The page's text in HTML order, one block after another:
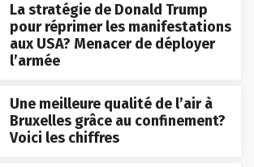
La stratégie de Donald Trump
pour réprimer les manifestations
aux USA? Menacer de déployer
l’armée
Une meilleure qualité de l’air à
Bruxelles grâce au confinement?
Voici les chiffres